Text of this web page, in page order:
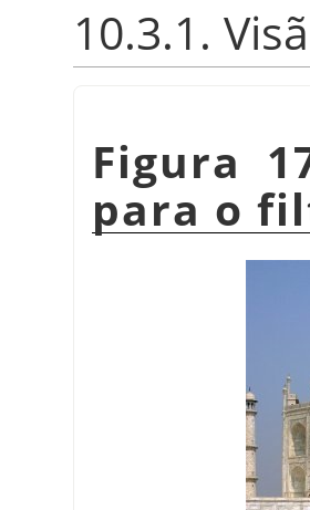
10.3.1.
Figura
para o